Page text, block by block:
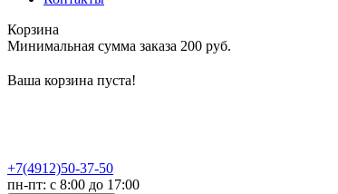
Корзина
Минимальная сумма заказа 200 руб.
Ваша корзина пуста!
+7(4912)50-37-50
пн-пт: с 8:00 до 17:00